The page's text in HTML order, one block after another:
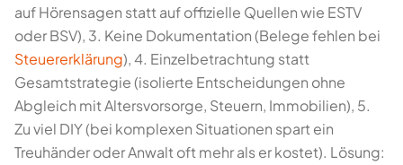
auf Hörensagen statt auf offizielle Quellen wie ESTV
oder BSV), 3. Keine Dokumentation (Belege fehlen bei
Steuererklärung), 4. Einzelbetrachtung statt
Gesamtstrategie (isolierte Entscheidungen ohne
Abgleich mit Altersvorsorge, Steuern, Immobilien), 5.
Zu viel DIY (bei komplexen Situationen spart ein
Treuhänder oder Anwalt oft mehr als er kostet). Lösung: